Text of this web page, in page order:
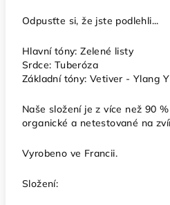
Odpusťte si, že jste podlehli...
Hlavní tóny: Zelené listy
Srdce: Tuberóza
Základní tóny: Vetiver - Ylang
Naše složení je z více než 90
organické a netestované na
Vyrobeno ve Francii.
Složení: